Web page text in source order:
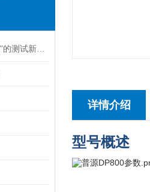
双向电源开启能源“循环利用”的测试新纪元
详情介绍
型号概述